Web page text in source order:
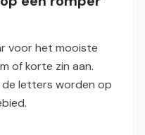
voor het mooiste
of korte zin aan.
de letters worden op